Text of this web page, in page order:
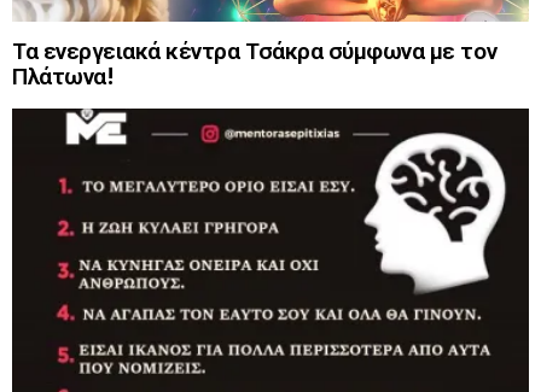
Τα ενεργειακά κέντρα Τσάκρα σύμφωνα με τον
Πλάτωνα!